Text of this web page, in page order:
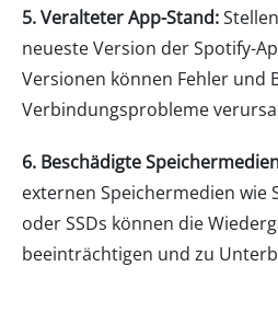
5. Veralteter App-Stand:
neueste Version der Spotify-
Versionen können Fehler und
Verbindungsprobleme
6. Beschädigte
externen Speichermedien wie
oder SSDs können die
beeinträchtigen und zu